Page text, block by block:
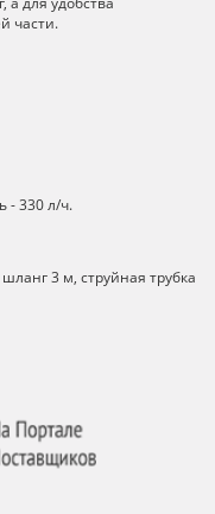
части.
- 330 л/ч.
3 м, струйная трубка